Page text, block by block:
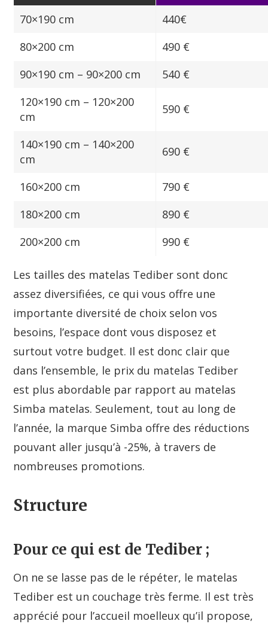
70×190 cm
440€
80×200 cm
490 €
90×190 cm – 90×200 cm
540 €
120×190 cm – 120×200
cm
590 €
140×190 cm – 140×200
cm
690 €
160×200 cm
790 €
180×200 cm
890 €
200×200 cm
990 €
Les tailles des matelas Tediber sont donc
assez diversifiées, ce qui vous offre une
importante diversité de choix selon vos
besoins, l’espace dont vous disposez et
surtout votre budget. Il est donc clair que
dans l’ensemble, le prix du matelas Tediber
est plus abordable par rapport au matelas
Simba matelas. Seulement, tout au long de
l’année, la marque Simba offre des réductions
pouvant aller jusqu’à -25%, à travers de
nombreuses promotions.
Structure
Pour ce qui est de Tediber ;
On ne se lasse pas de le répéter, le matelas
Tediber est un couchage très ferme. Il est très
apprécié pour l’accueil moelleux qu’il propose,